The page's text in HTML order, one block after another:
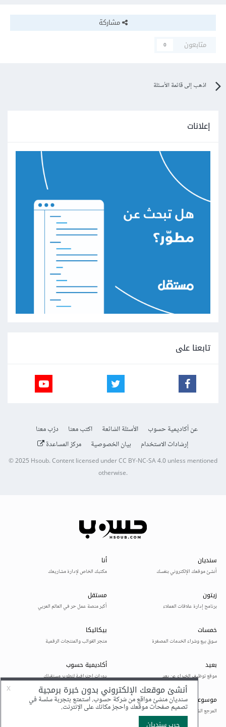
مشاركة
متابعون
0
اذهب إلى قائمة الأسئلة
إعلانات
تابعنا على
عن أكاديمية حسوب الأسئلة الشائعة اكتب معنا
درّب معنا
إرشادات الاستخدام
بيان الخصوصية مركز المساعدة
© 2025Hsoub.Content licensed underCC BY-NC-SA 4.0unless mentioned
otherwise.